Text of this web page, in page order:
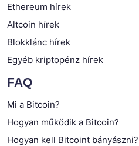
Ethereum hírek
Altcoin hírek
Blokklánc hírek
Egyéb kriptopénz hírek
FAQ
Mi a Bitcoin?
Hogyan működik a Bitcoin?
Hogyan kell Bitcoint bányászni?